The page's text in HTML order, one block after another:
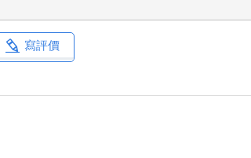
以及以驚人的速度吃著只點給自己的拿坡里
意，她卻只穿著一雙褪色的涼鞋，單薄的連
她大很多的男性說著不切實際的空談，也沒
寫評價